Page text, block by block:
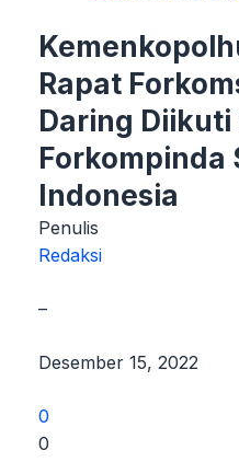
Rapat
Daring
Forkompinda
Indonesia
Penulis
Redaksi
–
Desember 15, 2022
0
0